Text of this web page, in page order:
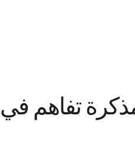
تفاهم